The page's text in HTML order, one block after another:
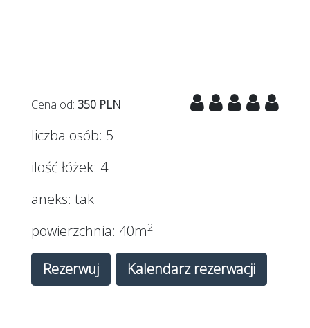
Cena od: 350 PLN
liczba osób: 5
ilość łóżek: 4
aneks: tak
powierzchnia: 40m2
Rezerwuj Kalendarz rezerwacji